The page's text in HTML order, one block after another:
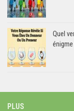
Quel
PLUS